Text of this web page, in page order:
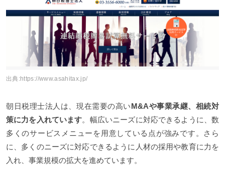
出典:https://www.asahitax.jp/
朝日税理士法人は、現在需要の高いM&Aや事業承継、相続対
策に力を入れています。幅広いニーズに対応できるように、数
多くのサービスメニューを用意している点が強みです。さら
に、多くのニーズに対応できるように人材の採用や教育に力を
入れ、事業規模の拡大を進めています。